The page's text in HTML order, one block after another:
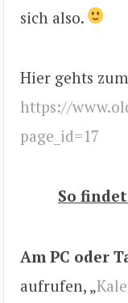
sich also.
Hier gehts
https://
page_id=17
So
Am PC oder
aufrufen, „